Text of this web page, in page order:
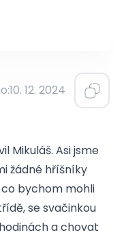
10. 12. 2024
Mikuláš. Asi jsme
žádné hříšníky
co bychom mohli
se svačinkou
a chovat